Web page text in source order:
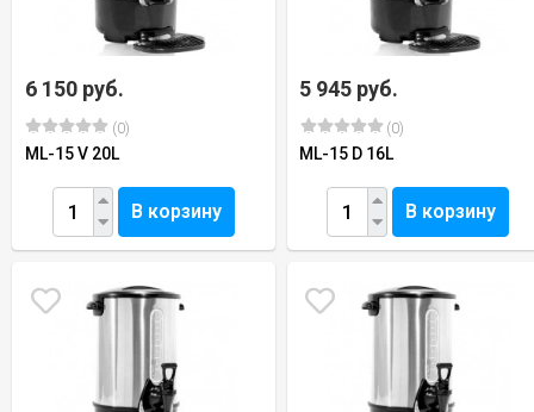
6 150 руб.
(0)
ML-15 V 20L
В корзину
5 945 руб.
(0)
ML-15 D 16L
В корзину